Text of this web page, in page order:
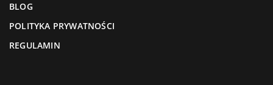
BLOG
POLITYKA PRYWATNOŚCI
REGULAMIN